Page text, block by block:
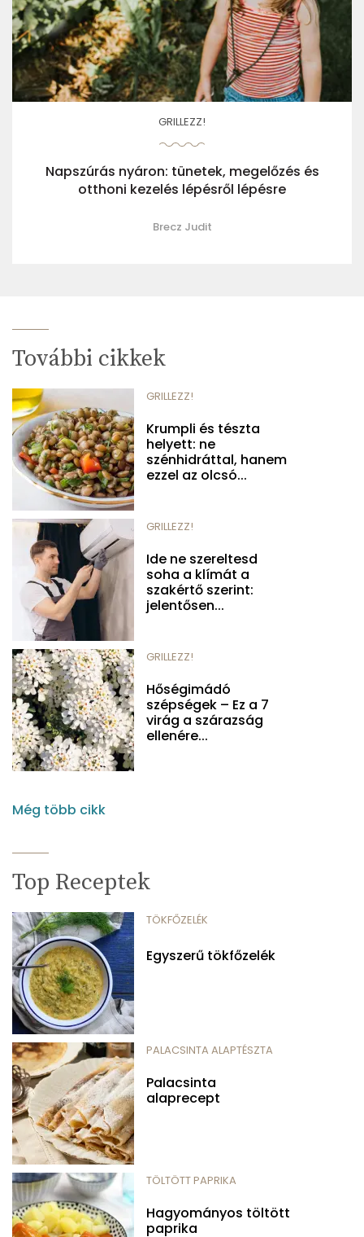
GRILLEZZ!
Napszúrás nyáron: tünetek, megelőzés és
otthoni kezelés lépésről lépésre
Brecz Judit
További cikkek
GRILLEZZ!
Krumpli és tészta
helyett: ne
szénhidráttal, hanem
ezzel az olcsó...
GRILLEZZ!
Ide ne szereltesd
soha a klímát a
szakértő szerint:
jelentősen...
GRILLEZZ!
Hőségimádó
szépségek – Ez a 7
virág a szárazság
ellenére...
Még több cikk
Top Receptek
TÖKFŐZELÉK
Egyszerű tökfőzelék
PALACSINTA ALAPTÉSZTA
Palacsinta
alaprecept
TÖLTÖTT PAPRIKA
Hagyományos töltött
paprika